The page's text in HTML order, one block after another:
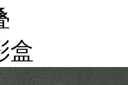
盒